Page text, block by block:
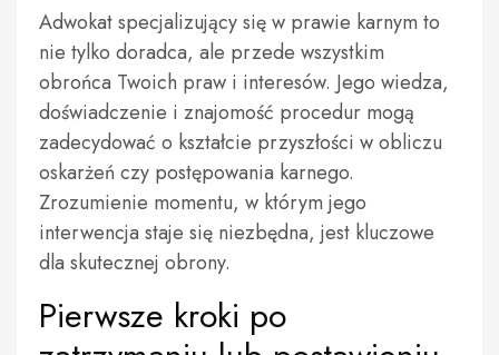
Adwokat specjalizujący się w prawie karnym to
nie tylko doradca, ale przede wszystkim
obrońca Twoich praw i interesów. Jego wiedza,
doświadczenie i znajomość procedur mogą
zadecydować o kształcie przyszłości w obliczu
oskarżeń czy postępowania karnego.
Zrozumienie momentu, w którym jego
interwencja staje się niezbędna, jest kluczowe
dla skutecznej obrony.
Pierwsze kroki po